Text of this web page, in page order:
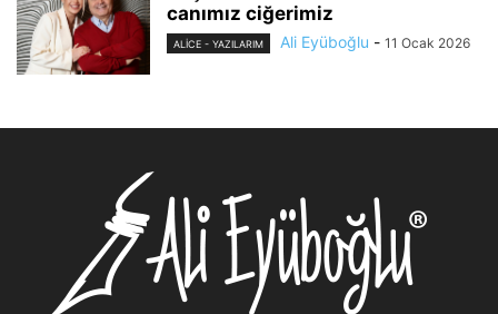
canımız ciğerimiz
ALİCE - YAZILARIM Ali Eyüboğlu - 11 Ocak 2026